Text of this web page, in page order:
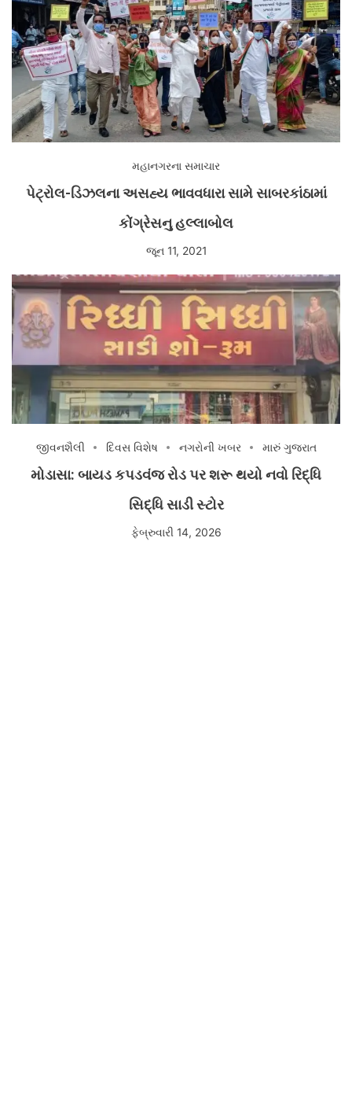
મહાનગરના સમાચાર
પેટ્રોલ-ડિઝલના અસહ્ય ભાવવધારા સામે સાબરકાંઠામાં
કોંગ્રેસનુ હલ્લાબોલ
જૂન 11, 2021
જીવનશૈલી દિવસ વિશેષ નગરોની ખબર મારું ગુજરાત
મોડાસા: બાયડ કપડવંજ રોડ પર શરૂ થયો નવો રિદ્ધિ
સિદ્ધિ સાડી સ્ટોર
ફેબ્રુવારી 14, 2026